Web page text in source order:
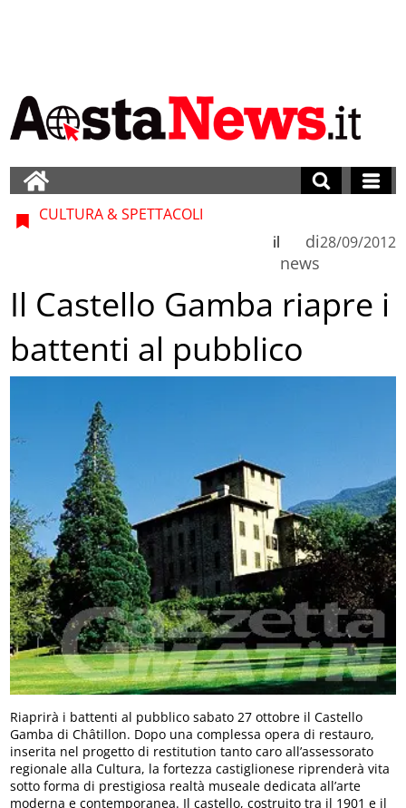
CULTURA & SPETTACOLI
di
news
il 28/09/2012
Il Castello Gamba riapre i
battenti al pubblico
Riaprirà i battenti al pubblico sabato 27 ottobre il Castello
Gamba di Châtillon. Dopo una complessa opera di restauro,
inserita nel progetto di restitution tanto caro all’assessorato
regionale alla Cultura, la fortezza castiglionese riprenderà vita
sotto forma di prestigiosa realtà museale dedicata all’arte
moderna e contemporanea. Il castello, costruito tra il 1901 e il